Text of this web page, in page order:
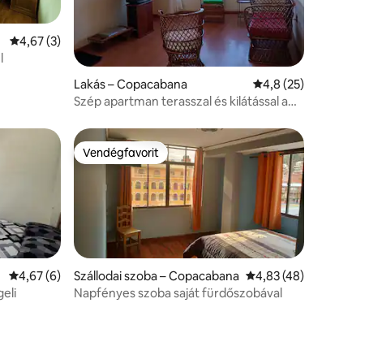
Átlagos értékelés: 5/4,67, 3 vélemény
4,67 (3)
Lakás – Copacabana Átlagos értékelés:
4,8 (25)
Szép apartman terasszal és kilátással a
Átlagos értékelés: 5/4,67, 6 vélemény
4,67 (6)
Vendégfavorit
Vendégfavorit
Szállodai szoba – Copacabana Átlagos értékelés: 5/
4,83 (48)
Napfényes szoba saját fürdőszobával